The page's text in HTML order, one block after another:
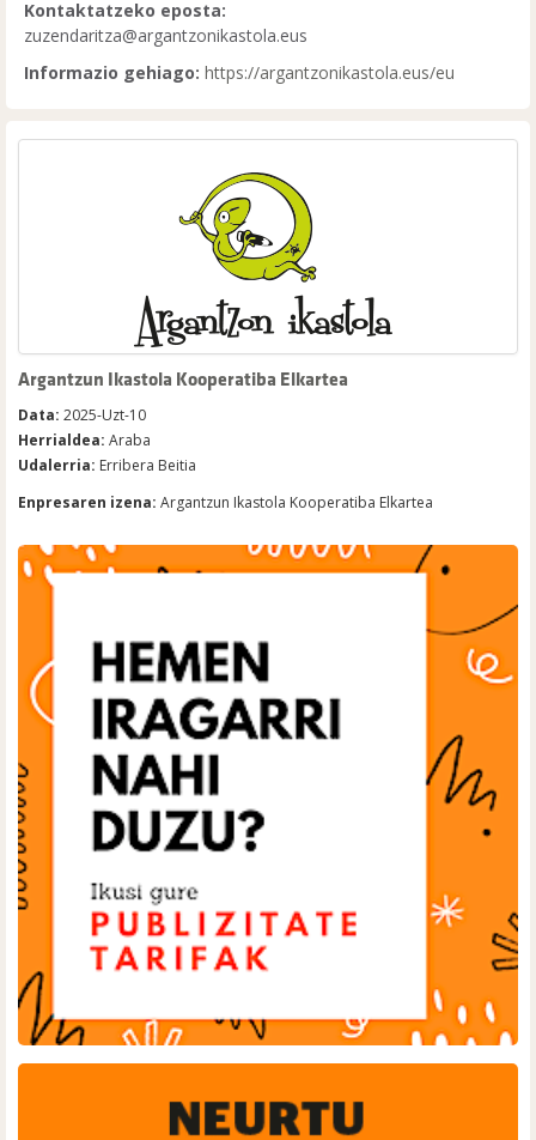
Kontaktatzeko eposta:
zuzendaritza@argantzonikastola.eus
Informazio gehiago: https://argantzonikastola.eus/eu
Argantzun Ikastola Kooperatiba Elkartea
Data: 2025-Uzt-10
Herrialdea: Araba
Udalerria: Erribera Beitia
Enpresaren izena: Argantzun Ikastola Kooperatiba Elkartea